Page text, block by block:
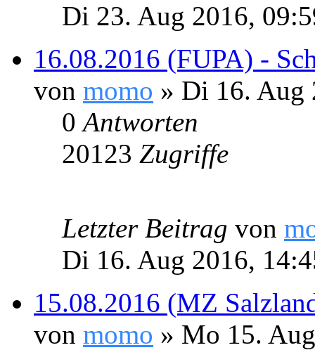
Di 23. Aug 2016,
16.08.2016 (FUPA) -
von momo » Di 16. Aug
0Antworten
20123 Zugriffe
Letzter Beitrag von
Di 16. Aug 2016,
15.08.2016 (MZ
von momo » Mo 15.